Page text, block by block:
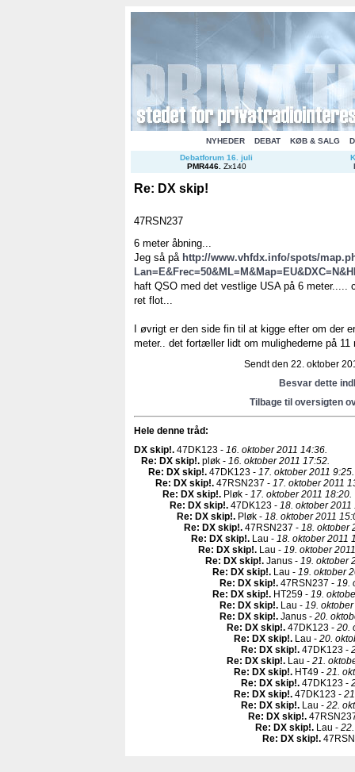
NYHEDER DEBAT KØB & SALG
Debatforum 16. juli
PMR446. Zx140
Re: DX skip!
47RSN237
6 meter åbning...
Jeg så på http://www.vhfdx.info/spots/
haft QSO med det vestlige USA på 6 meter.....
ret flot...
I øvrigt er den side fin til at kigge efter om der
meter.. det fortæller lidt om mulighederne på 11
Sendt den 22. oktober
Besvar dette
Tilbage til oversigten
Hele denne tråd:
DX skip!. 47DK123 - 16. oktober 2011 14:36.
Re: DX skip!. pløk - 16. oktober 2011 17:52.
Re: DX skip!. 47DK123 - 17. oktober 2011 9:25.
Re: DX skip!. 47RSN237 - 17. oktober 2011
Re: DX skip!. Pløk - 17. oktober 2011 18:20.
Re: DX skip!. 47DK123 - 18. oktober 2011
Re: DX skip!. Pløk - 18. oktober 2011
Re: DX skip!. 47RSN237 - 18. oktober
Re: DX skip!. Lau - 18. oktober 2011
Re: DX skip!. Lau - 19. oktober
Re: DX skip!. Janus - 19. oktober
Re: DX skip!. Lau - 19. oktober
Re: DX skip!. 47RSN237 - 19.
Re: DX skip!. HT259 - 19.
Re: DX skip!. Lau - 19.
Re: DX skip!. Janus - 20.
Re: DX skip!. 47DK123 - 20.
Re: DX skip!. Lau - 20.
Re: DX skip!. 47DK123 -
Re: DX skip!. Lau - 21.
Re: DX skip!. HT49 - 21.
Re: DX skip!. 47DK123 -
Re: DX skip!. 47DK123 -
Re: DX skip!. Lau - 22.
Re: DX skip!.
Re: DX skip!. Lau -
Re: DX skip!.